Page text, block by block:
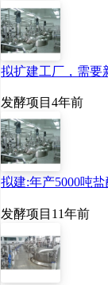
拟扩建工厂，需要
发酵项目 4年前
拟建:年产5000吨
发酵项目 11年前